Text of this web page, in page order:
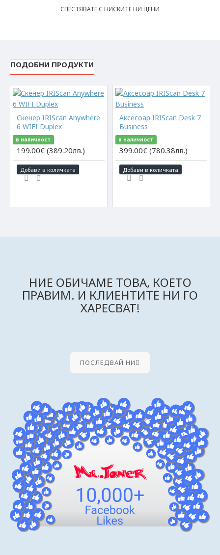
СПЕСТЯВАТЕ С НИСКИТЕ НИ ЦЕНИ
ПОДОБНИ ПРОДУКТИ
Скенер IRIScan Anywhere
6 WIFI Duplex
в наличност
199.00€ (389.20лв.)
Добави в количката
Аксесоар IRIScan Desk 7
Business
в наличност
399.00€ (780.38лв.)
Добави в количката
НИЕ ОБИЧАМЕ ТОВА, КОЕТО
ПРАВИМ. И КЛИЕНТИТЕ НИ ГО
ХАРЕСВАТ!
ПОСЛЕДВАЙ НИ